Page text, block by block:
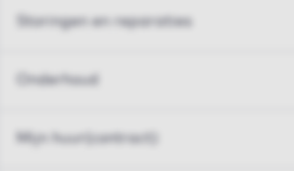
Storingen en reparaties
Onderhoud
Mijn huur(contract)